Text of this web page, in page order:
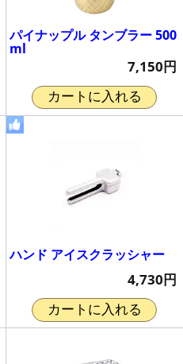
パイナップル タンブラー 500
ml
7,150円
カートに入れる
ハンド アイスクラッシャー
4,730円
カートに入れる